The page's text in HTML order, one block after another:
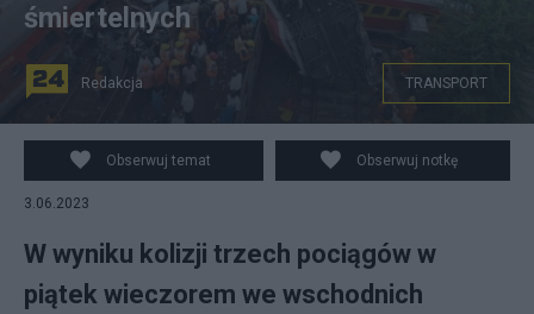
Kolizja trzech pociągów w Indiach. PAP/EPA/National
Disaster Response Force / HANDOUT
śmiertelnych
Redakcja TRANSPORT
Obserwuj temat Obserwuj notkę
3.06.2023
W wyniku kolizji trzech pociągów w
piątek wieczorem we wschodnich